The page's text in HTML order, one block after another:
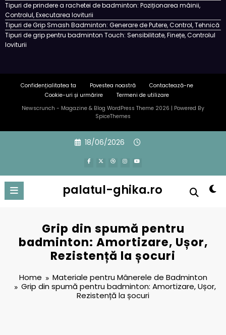
Tipuri de prindere a rachetei de badminton: Poziționarea mâinii,
Controlul, Executarea loviturii
Tipuri de Grip Smash Badminton: Generare de Putere, Control, Tehnică
Tipuri de grip pentru badminton Touch: Sensibilitate, Finețe, Controlul
loviturii
Confidențialitatea ta Povestea noastră
Contactează-ne
Cookie-uri și urmărire
Termeni de utilizare
Newscrunch - Magazine & Blog WordPress Theme 2026 | Powered By
SpiceThemes
18/06/2026
palatul-ghika.ro
Grip din spumă pentru
badminton: Amortizare, Ușor,
Rezistență la șocuri
Home
Materiale pentru Mânerele de Badminton
Grip din spumă pentru badminton: Amortizare, Ușor,
Rezistență la șocuri